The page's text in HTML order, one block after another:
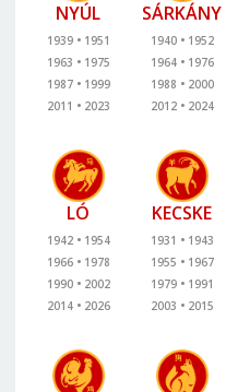
NYÚL
1939
1951
1963
1975
1987
1999
2011
2023
SÁRKÁNY
1940
1952
1964
1976
1988
2000
2012
2024
LÓ
1942
1954
1966
1978
1990
2002
2014
2026
KECSKE
1931
1943
1955
1967
1979
1991
2003
2015